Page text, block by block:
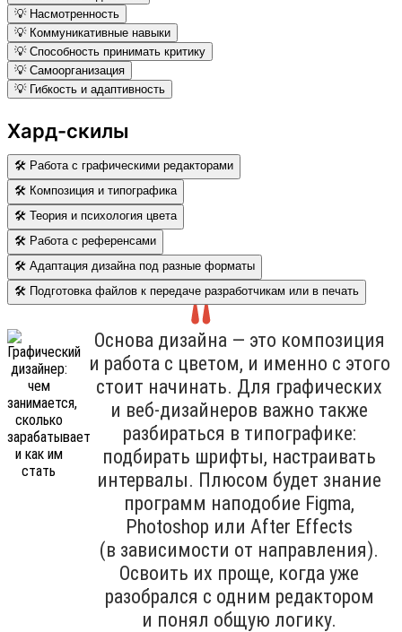
💡 Насмотренность
💡 Коммуникативные навыки
💡 Способность принимать критику
💡 Самоорганизация
💡 Гибкость и адаптивность
Хард-скилы
🛠 Работа с графическими редакторами
🛠 Композиция и типографика
🛠 Теория и психология цвета
🛠 Работа с референсами
🛠 Адаптация дизайна под разные форматы
🛠 Подготовка файлов к передаче разработчикам или в печать
Основа дизайна — это композиция
и работа с цветом, и именно с этого
стоит начинать. Для графических
и веб-дизайнеров важно также
разбираться в типографике:
подбирать шрифты, настраивать
интервалы. Плюсом будет знание
программ наподобие Figma,
Photoshop или After Effects
(в зависимости от направления).
Освоить их проще, когда уже
разобрался с одним редактором
и понял общую логику.